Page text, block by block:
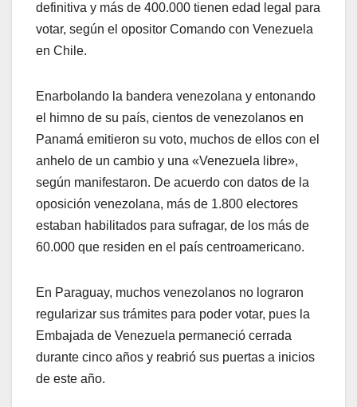
definitiva y más de 400.000 tienen edad legal para
votar, según el opositor Comando con Venezuela
en Chile.
Enarbolando la bandera venezolana y entonando
el himno de su país, cientos de venezolanos en
Panamá emitieron su voto, muchos de ellos con el
anhelo de un cambio y una «Venezuela libre»,
según manifestaron. De acuerdo con datos de la
oposición venezolana, más de 1.800 electores
estaban habilitados para sufragar, de los más de
60.000 que residen en el país centroamericano.
En Paraguay, muchos venezolanos no lograron
regularizar sus trámites para poder votar, pues la
Embajada de Venezuela permaneció cerrada
durante cinco años y reabrió sus puertas a inicios
de este año.